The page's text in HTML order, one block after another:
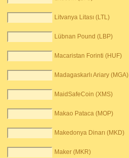
Litvanya Litası (LTL)
Lübnan Pound (LBP)
Macaristan Forinti (HUF)
Madagaskarlı Ariary (MGA)
MaidSafeCoin (XMS)
Makao Pataca (MOP)
Makedonya Dinarı (MKD)
Maker (MKR)